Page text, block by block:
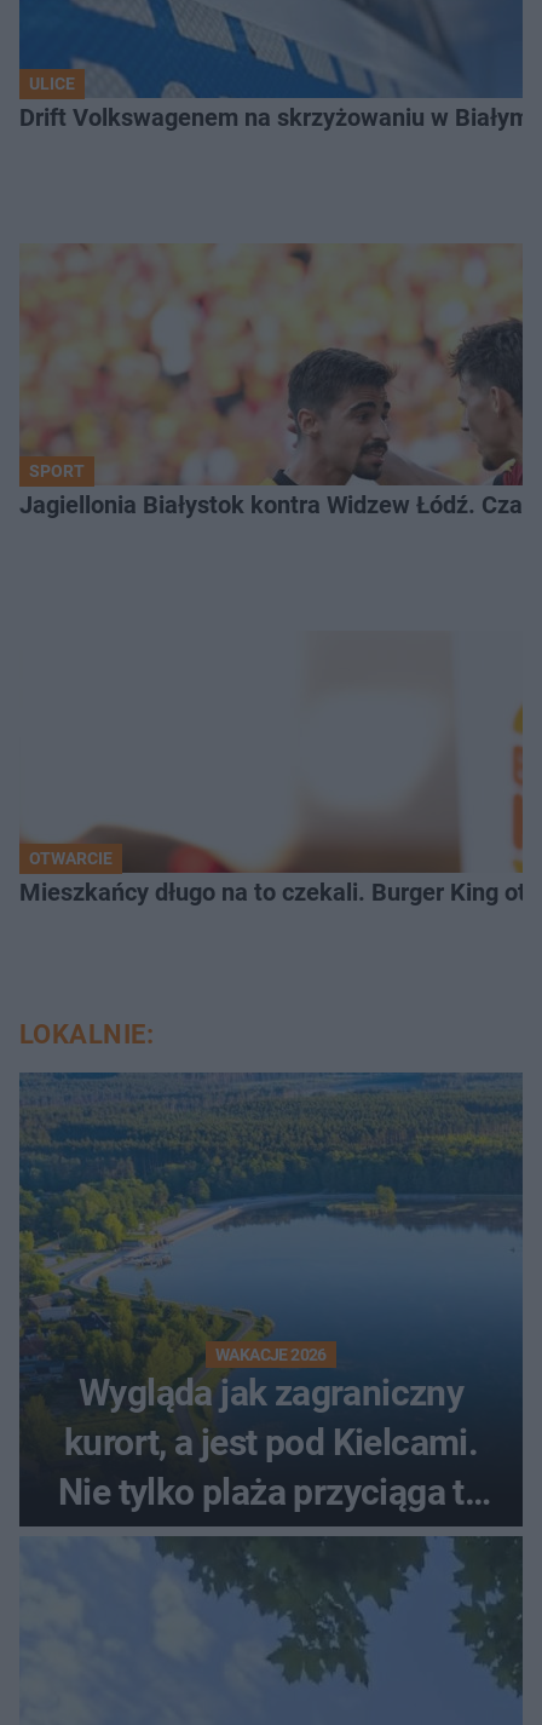
ULICE
Drift Volkswagenem na skrzyżowaniu w
SPORT
Jagiellonia Białystok kontra Widzew Łódź.
OTWARCIE
Mieszkańcy długo na to czekali. Burger King
LOKALNIE:
WAKACJE 2026
Wygląda jak zagraniczny
kurort, a jest pod Kielcami.
Nie tylko plaża przyciąga tu
ludzi